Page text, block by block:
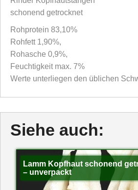
schonend getrocknet
Rohprotein 83,10%
Rohfett 1,90%,
Rohasche 0,9%,
Feuchtigkeit max. 7%
Werte unterliegen den üblichen
Siehe auch:
Lamm Kopfhaut schonend
– unverpackt